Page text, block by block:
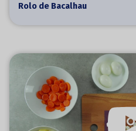
Rolo de Bacalhau